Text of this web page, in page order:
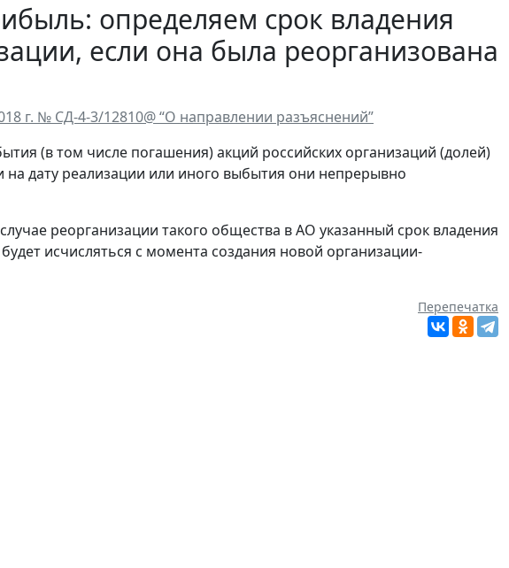
определяем срок владения
если она была реорганизована
г. № СД-4-3/12810@ “О направлении разъяснений”
(в том числе погашения) акций российских организаций (долей)
на дату реализации или иного выбытия они непрерывно
реорганизации такого общества в АО указанный срок владения
исчисляться с момента создания новой организации-
Перепечатка